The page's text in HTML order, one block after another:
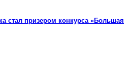
стал призером конкурса «Большая